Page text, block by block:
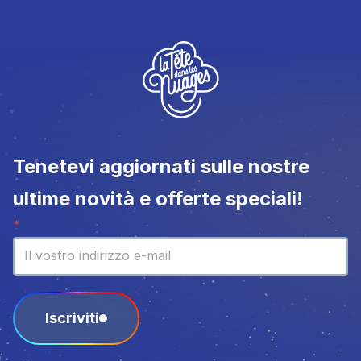
Tenetevi aggiornati sulle nostre
ultime novità e offerte speciali!
Newsletter
*
Iscriviti